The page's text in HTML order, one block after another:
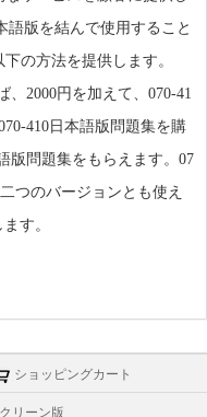
語版を結んで使用すること
の方法を提供します。
、2000円を加えて、070-41
410日本語版 問題集を購
版 問題集をもらえます。07
つのバージョンとも使え
す。
ショッピングカート
リーン版